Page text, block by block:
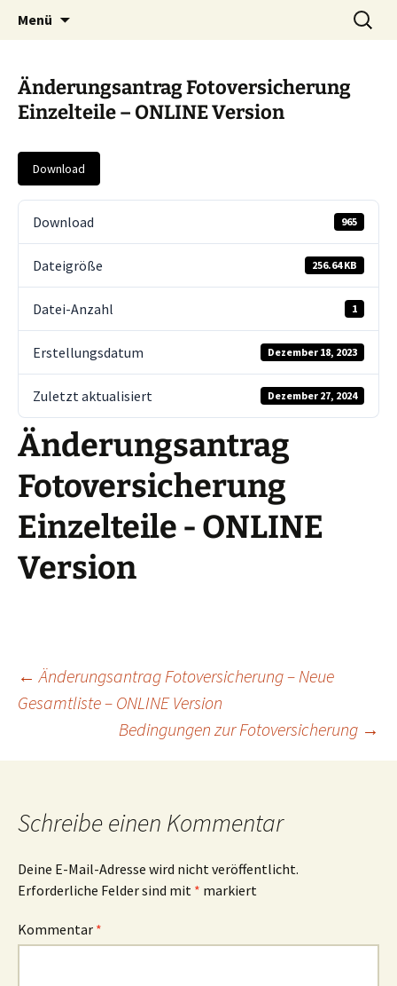
Menü
Suche
nach:
Änderungsantrag Fotoversicherung
Einzelteile – ONLINE Version
Download
Download 965
Dateigröße 256.64 KB
Datei-Anzahl 1
Erstellungsdatum Dezember 18, 2023
Zuletzt aktualisiert Dezember 27, 2024
Änderungsantrag
Fotoversicherung
Einzelteile - ONLINE
Version
Beitragsnavigation
← Änderungsantrag Fotoversicherung – Neue
Gesamtliste – ONLINE Version
Bedingungen zur Fotoversicherung →
Schreibe einen Kommentar
Deine E-Mail-Adresse wird nicht veröffentlicht.
Erforderliche Felder sind mit * markiert
Kommentar *